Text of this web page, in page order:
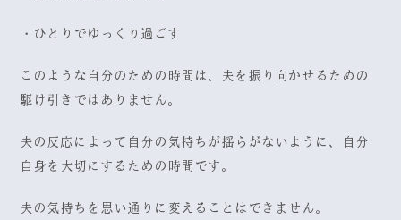
・ひとりでゆっくり過ごす
このような自分のための時間は、夫を振り向かせるための
駆け引きではありません。
夫の反応によって自分の気持ちが揺らがないように、自分
自身を大切にするための時間です。
夫の気持ちを思い通りに変えることはできません。